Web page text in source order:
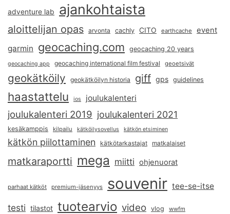
adventure lab ajankohtaista
aloittelijan opas arvonta cachly CITO earthcache event
garmin geocaching.com geocaching 20 years
geocaching app geocaching international film festival geoetsivät
geokätköily geokätköilyn historia giff gps guidelines
haastattelu ios joulukalenteri
joulukalenteri 2019 joulukalenteri 2021
kesäkamppis kilpailu kätköilysovellus kätkön etsiminen
kätkön piilottaminen kätkötarkastajat matkalaiset
matkaraportti mega miitti ohjenuorat
parhaat kätköt premium-jäsenyys souvenir tee-se-itse
testi tilastot tuotearvio video vlog wwfm